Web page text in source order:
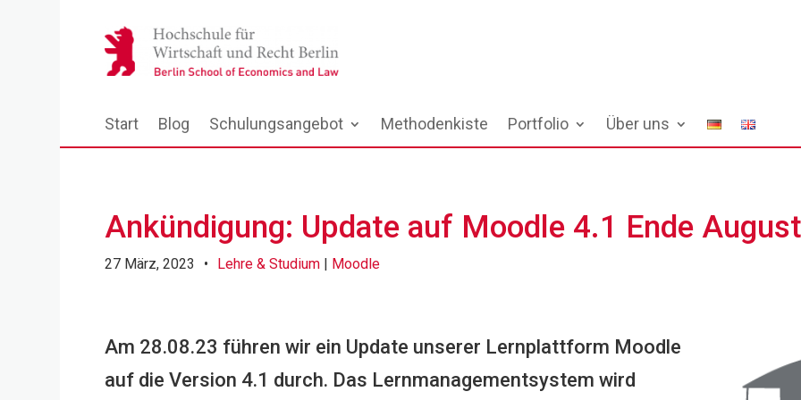
Start Blog Schulungsangebot Methodenkiste Portfolio Über uns
Ankündigung: Update auf Moodle 4.1 Ende
27 März, 2023 • Lehre & Studium | Moodle
Am 28.08.23 führen wir ein Update unserer Lernplattform Moodle
auf die Version 4.1 durch. Das Lernmanagementsystem wird